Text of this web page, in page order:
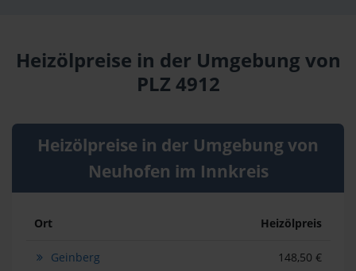
Heizölpreise in der Umgebung von
PLZ 4912
Heizölpreise in der Umgebung von
Neuhofen im Innkreis
Ort Heizölpreis
Geinberg 148,50 €